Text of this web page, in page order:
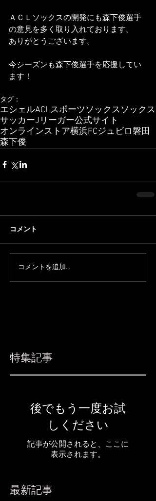
ＡＣＬソックスの開発にも森下俊選手
の意見を多く取り入れております。
ありがとうございます。
今シーズンも森下俊選手を応援してい
ます！
タグ：
エシェルACLスポーツソックスソックス
サッカーJリーガー公式サイト
オンラインストア横浜FCジュビロ磐田
森下俊
コメント
コメントを追加…
特集記事
後でもう一度お試
しください
記事が公開されると、ここに
表示されます。
最新記事